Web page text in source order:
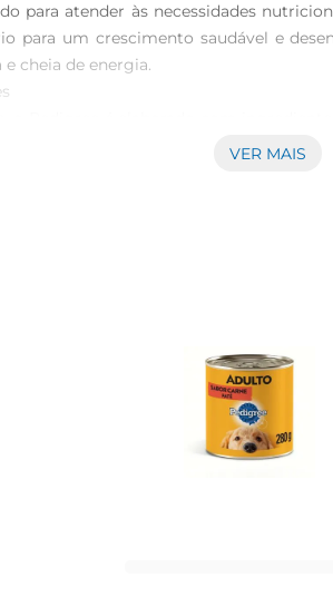
para atender às necessidades
para um crescimento saudável e
cheia de energia.
seu filhote, tornando a hora da
filhote uma nutrição de qualidade,
VER MAIS